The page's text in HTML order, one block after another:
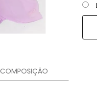
COMPOSIÇÃO